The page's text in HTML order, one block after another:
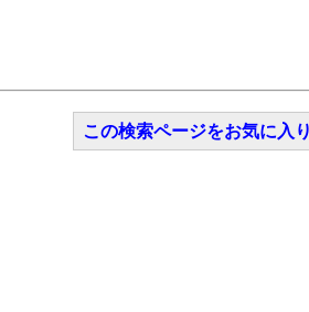
この検索ページをお気に入